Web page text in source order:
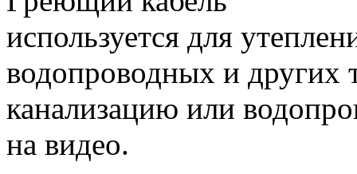
используется для
водопроводных и других
канализацию или
на видео.